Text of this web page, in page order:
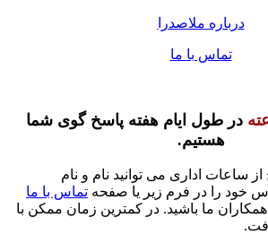
درباره ملاصدرا
تماس با ما
در طول ایام هفته پاسخ گوی شما
هستیم.
ساعات اداری می توانید نام و نام
خود را در فرم زیر یا صفحه تماس با ما
ما باشید. در کمترین زمان ممکن با